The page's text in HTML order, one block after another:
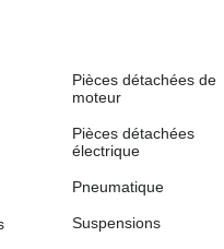
Pièces détachées de
moteur
Pièces détachées
électrique
Pneumatique
Suspensions